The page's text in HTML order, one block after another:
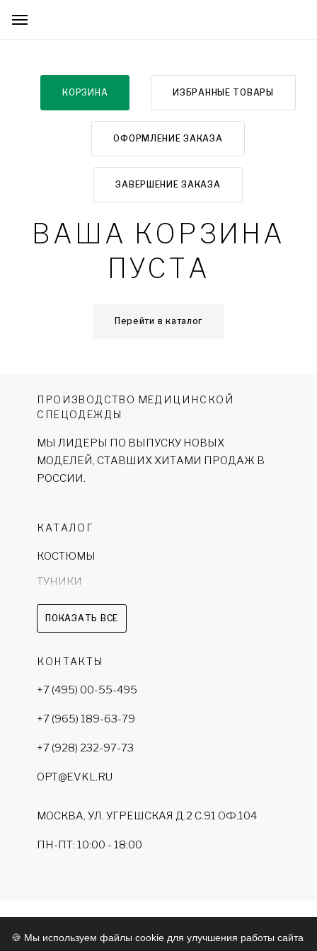
КОРЗИНА ИЗБРАННЫЕ ТОВАРЫ
ОФОРМЛЕНИЕ ЗАКАЗА
ЗАВЕРШЕНИЕ ЗАКАЗА
ВАША КОРЗИНА
ПУСТА
Перейти в каталог
ПРОИЗВОДСТВО МЕДИЦИНСКОЙ
СПЕЦОДЕЖДЫ
МЫ ЛИДЕРЫ ПО ВЫПУСКУ НОВЫХ
МОДЕЛЕЙ, СТАВШИХ ХИТАМИ ПРОДАЖ В
РОССИИ.
КАТАЛОГ
КОСТЮМЫ
ТУНИКИ
ХАЛАТЫ
БРЮКИ
ПОКАЗАТЬ ВСЕ
КОНТАКТЫ
+7 (495) 00-55-495
+7 (965) 189-63-79
+7 (928) 232-97-73
OPT@EVKL.RU
МОСКВА, УЛ. УГРЕШСКАЯ Д.2 С.91 ОФ.104
ПН-ПТ: 10:00 - 18:00
Политика конфиденциальности
🍪 Мы используем файлы cookie для улучшения работы сайта